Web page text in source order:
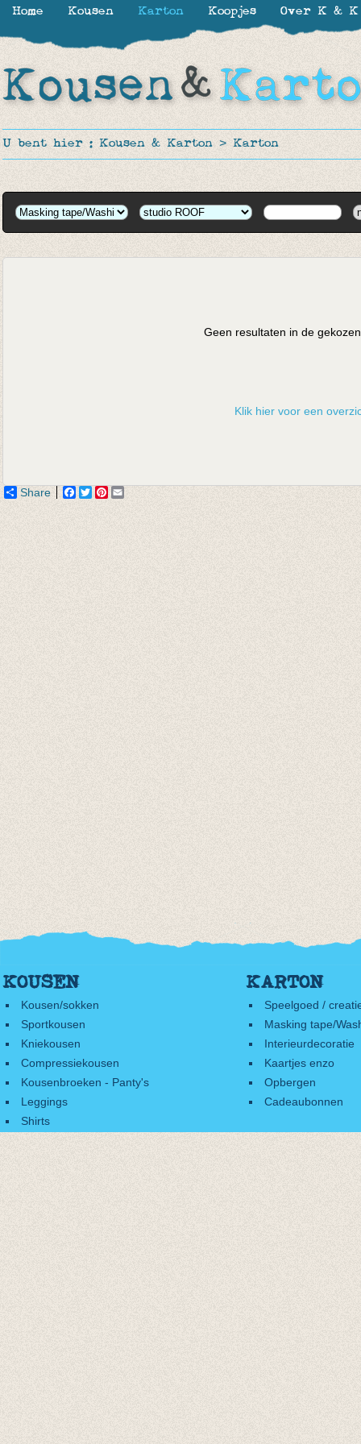
U bent hier : Kousen & Karton > Karton
Geen resultaten in de
Klik hier voor een
Share Facebook
TwitterPinterest
KOUSEN
Kousen/sokken
Sportkousen
Kniekousen
Compressiekousen
Kousenbroeken - Panty's
Leggings
Shirts
KARTON
Speelgoed /
Masking tape/
Interieurdecoratie
Kaartjes enzo
Opbergen
Cadeaubonnen
Home Kousen Karton Koopjes Over K & K